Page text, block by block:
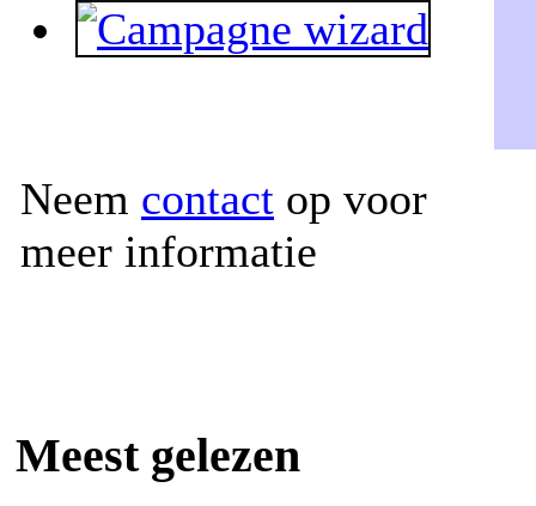
Neem contact op voor
meer informatie
Meest gelezen